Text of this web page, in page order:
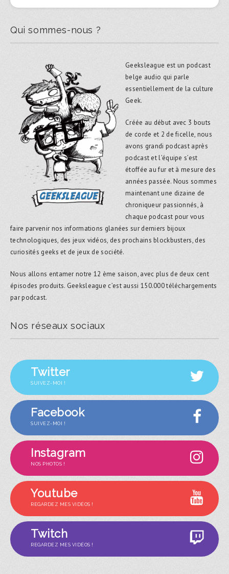
Qui sommes-nous ?
Geeksleague est un podcast
belge audio qui parle
essentiellement de la culture
Geek.
Créée au début avec 3 bouts
de corde et 2 de ficelle, nous
avons grandi podcast après
podcast et l’équipe s’est
étoffée au fur et à mesure des
années passée. Nous sommes
maintenant une dizaine de
chroniqueur passionnés, à
chaque podcast pour vous
faire parvenir nos informations glanées sur derniers bijoux
technologiques, des jeux vidéos, des prochains blockbusters, des
curiosités geeks et de jeux de société.
Nous allons entamer notre 12 ème saison, avec plus de deux cent
épisodes produits. Geeksleague c’est aussi 150.000 téléchargements
par podcast.
Nos réseaux sociaux
Twitter
SUIVEZ-MOI !
Facebook
SUIVEZ-MOI !
Instagram
NOS PHOTOS !
Youtube
REGARDEZ MES VIDÉOS !
Twitch
REGARDEZ MES VIDÉOS !